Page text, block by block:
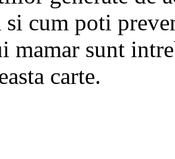
si cum poti
mamar sunt
carte.